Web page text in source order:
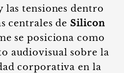
las tensiones dentro
centrales de Silicon
se posiciona como
audiovisual sobre la
corporativa en la